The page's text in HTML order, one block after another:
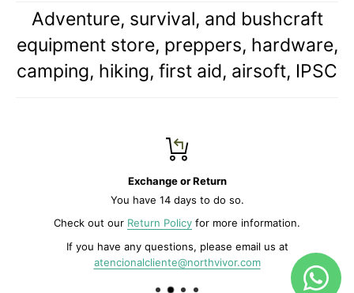
Adventure, survival, and bushcraft
equipment store, preppers, hardware,
camping, hiking, first aid, airsoft, IPSC
Exchange or Return
You have 14 days to do so.
Check out our Return Policy for more information.
If you have any questions, please email us at
atencionalcliente@northvivor.com